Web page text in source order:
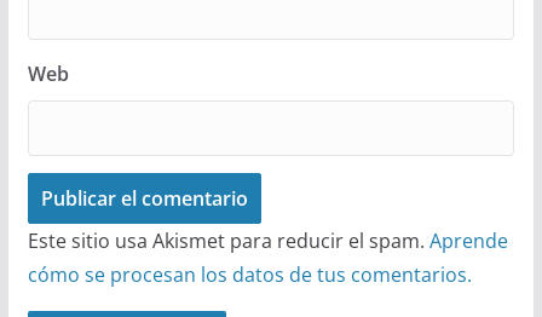
Web
Este sitio usa Akismet para reducir el spam. Aprende
cómo se procesan los datos de tus comentarios.